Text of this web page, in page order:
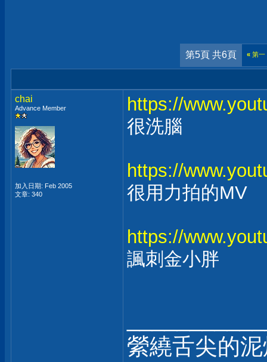
第5頁 共6頁 «第一
chai
Advance Member
加入日期: Feb 2005
文章: 340
https://
很洗腦
https://
很用力拍的MV
https://
諷刺金小胖
縈繞舌尖的